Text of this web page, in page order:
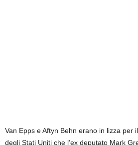
Van Epps e Aftyn Behn erano in lizza per
degli Stati Uniti che l’ex deputato Mark